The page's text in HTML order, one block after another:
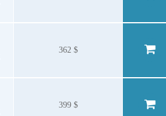
362 $
399 $